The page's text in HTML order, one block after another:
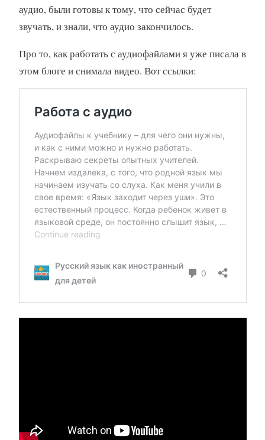
аудио, были готовы к тому, что сейчас будет
звучать, и знали, что аудио закончилось.
Про то, как работать с аудиофайлами я уже писала в
этом блоге и снимала видео. Вот ссылки: